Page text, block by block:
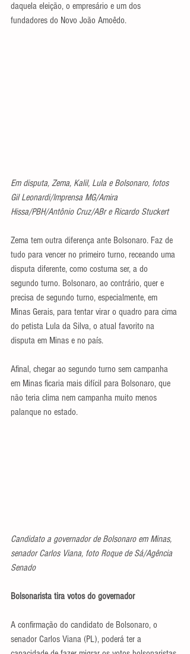
daquela eleição, o empresário e um dos
fundadores do Novo João Amoêdo.
Em disputa, Zema, Kalil, Lula e Bolsonaro, fotos
Gil Leonardi/Imprensa MG/Amira
Hissa/PBH/Antônio Cruz/ABr e Ricardo Stuckert
Zema tem outra diferença ante Bolsonaro. Faz de
tudo para vencer no primeiro turno, receando uma
disputa diferente, como costuma ser, a do
segundo turno. Bolsonaro, ao contrário, quer e
precisa de segundo turno, especialmente, em
Minas Gerais, para tentar virar o quadro para cima
do petista Lula da Silva, o atual favorito na
disputa em Minas e no país.
Afinal, chegar ao segundo turno sem campanha
em Minas ficaria mais difícil para Bolsonaro, que
não teria clima nem campanha muito menos
palanque no estado.
Candidato a governador de Bolsonaro em Minas,
senador Carlos Viana, foto Roque de Sá/Agência
Senado
Bolsonarista tira votos do governador
A confirmação do candidato de Bolsonaro, o
senador Carlos Viana (PL), poderá ter a